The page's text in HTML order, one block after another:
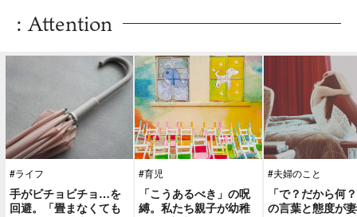
: Attention
#ライフ
手がビチョビチョ…を
回避。「畳まなくても
#育児
「こうあるべき」の呪
縛。私たち親子が幼稚
#夫婦のこと
「で？だから何
の言葉と態度が